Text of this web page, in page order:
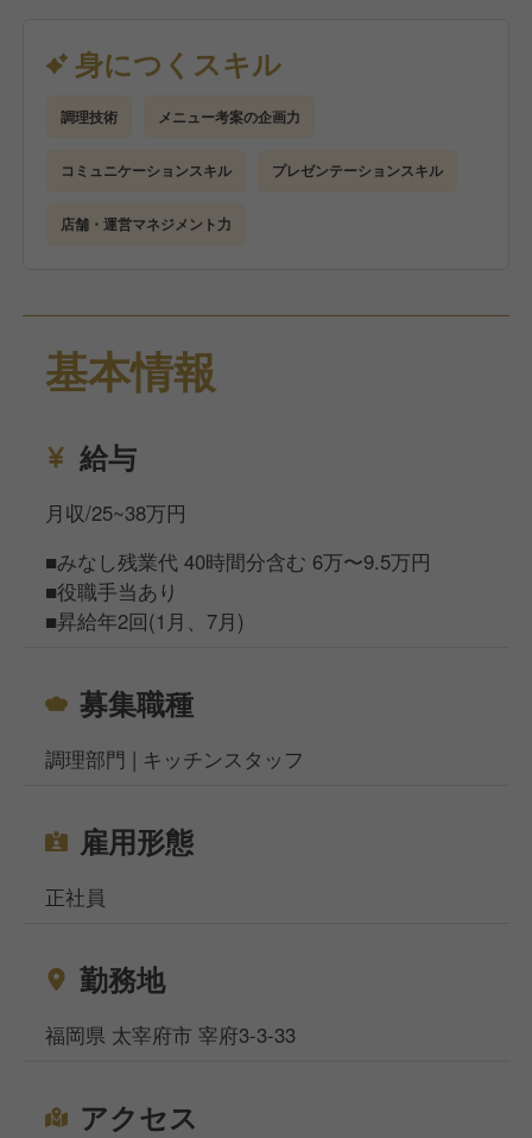
その上で、仕事内容は、
・食材(野菜、魚、肉)の目利き
・野菜カットや、魚介の下処理などの基礎から行い、
昇級と共にフレンチのフルコースを仕上げるメインポ
ジションへと移っていただきます。
身につくスキル
調理技術 メニュー考案の企画力
コミュニケーションスキル プレゼンテーションスキル
店舗・運営マネジメント力
基本情報
給与
月収/25~38万円
■みなし残業代 40時間分含む 6万〜9.5万円
■役職手当あり
■昇給年2回(1月、7月)
募集職種
調理部門 | キッチンスタッフ
雇用形態
正社員
勤務地
福岡県 太宰府市 宰府3-3-33
アクセス